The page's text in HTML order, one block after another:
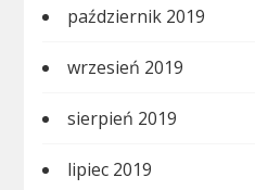
październik 2019
wrzesień 2019
sierpień 2019
lipiec 2019